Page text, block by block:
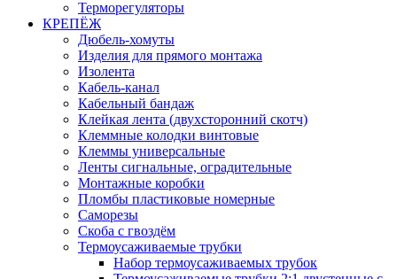
Терморегуляторы
КРЕПЁЖ
Дюбель-хомуты
Изделия для прямого монтажа
Изолента
Кабель-канал
Кабельный бандаж
Клейкая лента (двухсторонний скотч)
Клеммные колодки винтовые
Клеммы универсальные
Ленты сигнальные, оградительные
Монтажные коробки
Пломбы пластиковые номерные
Саморезы
Скоба с гвоздём
Термоусаживаемые трубки
Набор термоусаживаемых трубок